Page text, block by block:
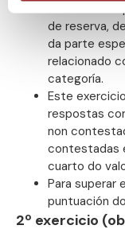
con catro
de reserva,
da parte
relacionado
categoría.
Este
respostas
non
contestadas
cuarto do
Para superar
puntuación
2º exercicio